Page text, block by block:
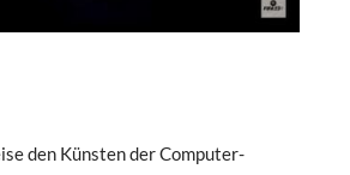
den Künsten der Computer-